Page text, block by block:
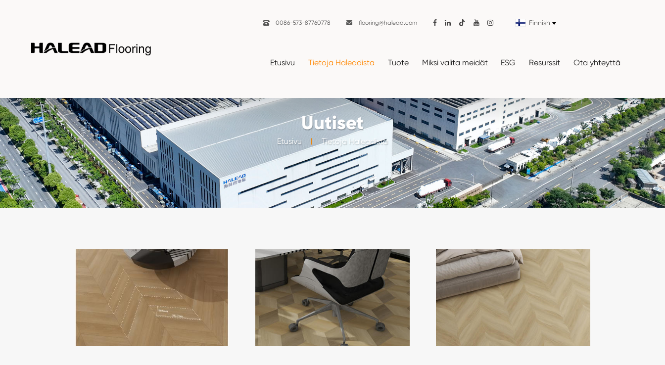
 0086-573-87760778  flooring@halead.com  Finnish
Etusivu Tietoja Haleadista Tuote Miksi valita meidät ESG Resurssit Ota yhteyttä
Uutiset
Etusivu Tietoja Haleadista